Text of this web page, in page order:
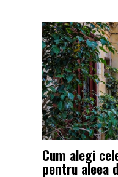
Cum alegi
pentru aleea